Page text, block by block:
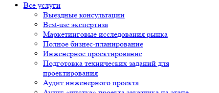
Все услуги
Выездные консультации
Best-use экспертиза
Маркетинговые исследования рынка
Полное бизнес-планирование
Инженерное проектирование
Подготовка технических заданий для
проектирования
Аудит инженерного проекта